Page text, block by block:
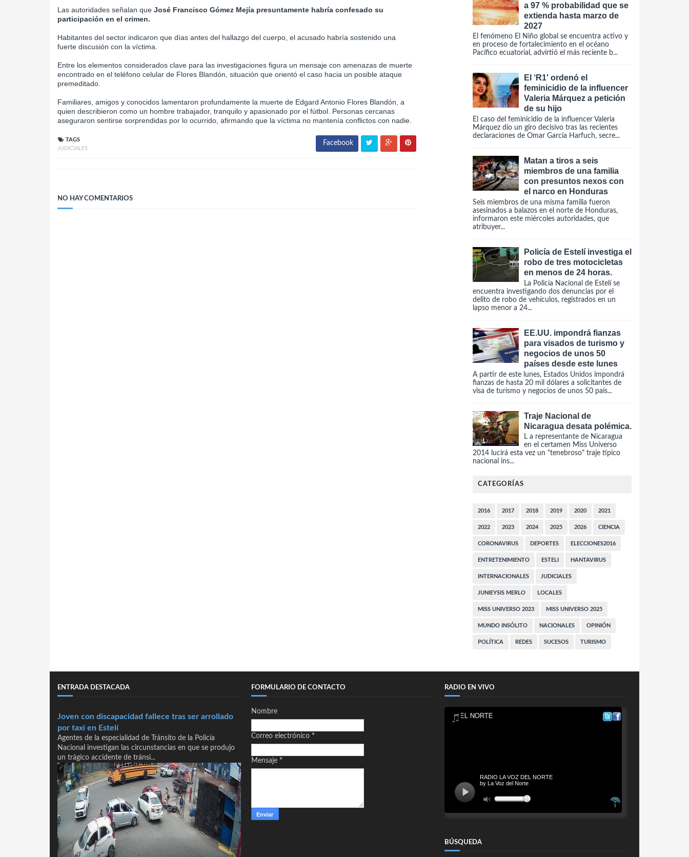
Las autoridades señalan que José Francisco Gómez Mejía presuntamente habría confesado su
participación en el crimen.
Habitantes del sector indicaron que días antes del hallazgo del cuerpo, el acusado habría sostenido una
fuerte discusión con la víctima.
Entre los elementos considerados clave para las investigaciones figura un mensaje con amenazas de muerte
encontrado en el teléfono celular de Flores Blandón, situación que orientó el caso hacia un posible ataque
premeditado.
Familiares, amigos y conocidos lamentaron profundamente la muerte de Edgard Antonio Flores Blandón, a
quien describieron como un hombre trabajador, tranquilo y apasionado por el fútbol. Personas cercanas
aseguraron sentirse sorprendidas por lo ocurrido, afirmando que la víctima no mantenía conflictos con nadie.
TAGS
JUDICIALES
Facebook
NO HAY COMENTARIOS
a 97 % probabilidad que se
extienda hasta marzo de
2027
El fenómeno El Niño global se encuentra activo y
en proceso de fortalecimiento en el océano
Pacífico ecuatorial, advirtió el más reciente b...
El ‘R1′ ordenó el
feminicidio de la influencer
Valeria Márquez a petición
de su hijo
El caso del feminicidio de la influencer Valeria
Márquez dio un giro decisivo tras las recientes
declaraciones de Omar García Harfuch, secre...
Matan a tiros a seis
miembros de una familia
con presuntos nexos con
el narco en Honduras
Seis miembros de una misma familia fueron
asesinados a balazos en el norte de Honduras,
informaron este miércoles autoridades, que
atribuyer...
Policía de Estelí investiga el
robo de tres motocicletas
en menos de 24 horas.
La Policía Nacional de Estelí se
encuentra investigando dos denuncias por el
delito de robo de vehículos, registrados en un
lapso menor a 24...
EE.UU. impondrá fianzas
para visados de turismo y
negocios de unos 50
países desde este lunes
A partir de este lunes, Estados Unidos impondrá
fianzas de hasta 20 mil dólares a solicitantes de
visa de turismo y negocios de unos 50 país...
Traje Nacional de
Nicaragua desata polémica.
L a representante de Nicaragua
en el certamen Miss Universo
2014 lucirá esta vez un "tenebroso" traje típico
nacional ins...
CATEGORÍAS
2016 2017 2018 2019 2020 2021
2022 2023 2024 2025 2026 CIENCIA
CORONAVIRUS DEPORTES ELECCIONES2016
ENTRETENIMIENTO ESTELI HANTAVIRUS
INTERNACIONALES JUDICIALES
JUNIEYSIS MERLO LOCALES
MISS UNIVERSO 2023 MISS UNIVERSO 2025
MUNDO INSÓLITO NACIONALES OPINIÓN
POLÍTICA REDES SUCESOS TURISMO
ENTRADA DESTACADA
Joven con discapacidad fallece tras ser arrollado
por taxi en Estelí
Agentes de la especialidad de Tránsito de la Policía
Nacional investigan las circunstancias en que se produjo
un trágico accidente de tránsi...
FORMULARIO DE CONTACTO
Nombre
Correo electrónico *
Mensaje *
RADIO EN VIVO
BÚSQUEDA